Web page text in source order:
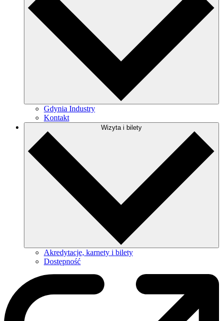
Gdynia Industry
Kontakt
Wizyta i bilety
Akredytacje, karnety i bilety
Dostępność